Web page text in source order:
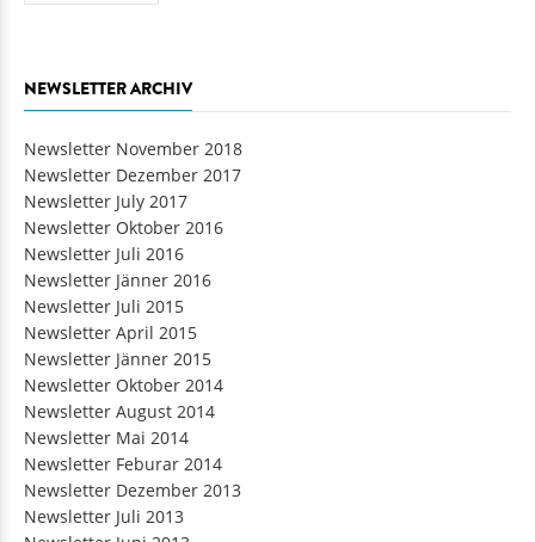
NEWSLETTER ARCHIV
Newsletter November 2018
Newsletter Dezember 2017
Newsletter July 2017
Newsletter Oktober 2016
Newsletter Juli 2016
Newsletter Jänner 2016
Newsletter Juli 2015
Newsletter April 2015
Newsletter Jänner 2015
Newsletter Oktober 2014
Newsletter August 2014
Newsletter Mai 2014
Newsletter Feburar 2014
Newsletter Dezember 2013
Newsletter Juli 2013